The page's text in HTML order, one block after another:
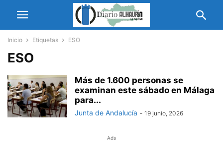
Inicio Etiquetas ESO
ESO
Más de 1.600 personas se
examinan este sábado en Málaga
para...
Junta de Andalucía - 19 junio, 2026
Ads